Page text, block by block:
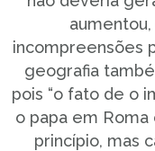
incompreensões
geografia
pois “o fato de o
o papa em Roma
princípio, mas